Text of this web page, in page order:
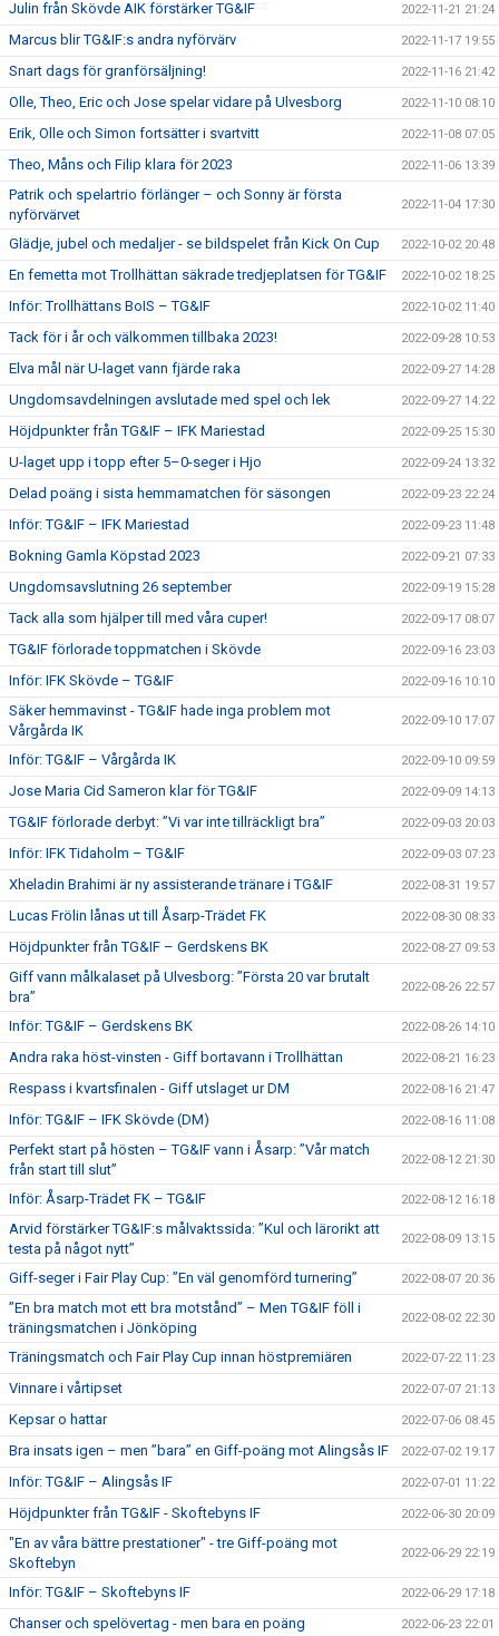
Julin från Skövde AIK förstärker TG&IF 2022-11-21 21:24
Marcus blir TG&IF:s andra nyförvärv 2022-11-17 19:55
Snart dags för granförsäljning! 2022-11-16 21:42
Olle, Theo, Eric och Jose spelar vidare på Ulvesborg 2022-11-10 08:10
Erik, Olle och Simon fortsätter i svartvitt 2022-11-08 07:05
Theo, Måns och Filip klara för 2023 2022-11-06 13:39
Patrik och spelartrio förlänger – och Sonny är första
nyförvärvet
2022-11-04 17:30
Glädje, jubel och medaljer - se bildspelet från Kick On Cup 2022-10-02 20:48
En femetta mot Trollhättan säkrade tredjeplatsen för TG&IF 2022-10-02 18:25
Inför: Trollhättans BoIS – TG&IF 2022-10-02 11:40
Tack för i år och välkommen tillbaka 2023! 2022-09-28 10:53
Elva mål när U-laget vann fjärde raka 2022-09-27 14:28
Ungdomsavdelningen avslutade med spel och lek 2022-09-27 14:22
Höjdpunkter från TG&IF – IFK Mariestad 2022-09-25 15:30
U-laget upp i topp efter 5–0-seger i Hjo 2022-09-24 13:32
Delad poäng i sista hemmamatchen för säsongen 2022-09-23 22:24
Inför: TG&IF – IFK Mariestad 2022-09-23 11:48
Bokning Gamla Köpstad 2023 2022-09-21 07:33
Ungdomsavslutning 26 september 2022-09-19 15:28
Tack alla som hjälper till med våra cuper! 2022-09-17 08:07
TG&IF förlorade toppmatchen i Skövde 2022-09-16 23:03
Inför: IFK Skövde – TG&IF 2022-09-16 10:10
Säker hemmavinst - TG&IF hade inga problem mot
Vårgårda IK
2022-09-10 17:07
Inför: TG&IF – Vårgårda IK 2022-09-10 09:59
Jose Maria Cid Sameron klar för TG&IF 2022-09-09 14:13
TG&IF förlorade derbyt: ”Vi var inte tillräckligt bra” 2022-09-03 20:03
Inför: IFK Tidaholm – TG&IF 2022-09-03 07:23
Xheladin Brahimi är ny assisterande tränare i TG&IF 2022-08-31 19:57
Lucas Frölin lånas ut till Åsarp-Trädet FK 2022-08-30 08:33
Höjdpunkter från TG&IF – Gerdskens BK 2022-08-27 09:53
Giff vann målkalaset på Ulvesborg: ”Första 20 var brutalt
bra”
2022-08-26 22:57
Inför: TG&IF – Gerdskens BK 2022-08-26 14:10
Andra raka höst-vinsten - Giff bortavann i Trollhättan 2022-08-21 16:23
Respass i kvartsfinalen - Giff utslaget ur DM 2022-08-16 21:47
Inför: TG&IF – IFK Skövde (DM) 2022-08-16 11:08
Perfekt start på hösten – TG&IF vann i Åsarp: ”Vår match
från start till slut”
2022-08-12 21:30
Inför: Åsarp-Trädet FK – TG&IF 2022-08-12 16:18
Arvid förstärker TG&IF:s målvaktssida: ”Kul och lärorikt att
testa på något nytt”
2022-08-09 13:15
Giff-seger i Fair Play Cup: ”En väl genomförd turnering” 2022-08-07 20:36
”En bra match mot ett bra motstånd” – Men TG&IF föll i
träningsmatchen i Jönköping
2022-08-02 22:30
Träningsmatch och Fair Play Cup innan höstpremiären 2022-07-22 11:23
Vinnare i vårtipset 2022-07-07 21:13
Kepsar o hattar 2022-07-06 08:45
Bra insats igen – men ”bara” en Giff-poäng mot Alingsås IF 2022-07-02 19:17
Inför: TG&IF – Alingsås IF 2022-07-01 11:22
Höjdpunkter från TG&IF - Skoftebyns IF 2022-06-30 20:09
"En av våra bättre prestationer" - tre Giff-poäng mot
Skoftebyn
2022-06-29 22:19
Inför: TG&IF – Skoftebyns IF 2022-06-29 17:18
Chanser och spelövertag - men bara en poäng 2022-06-23 22:01